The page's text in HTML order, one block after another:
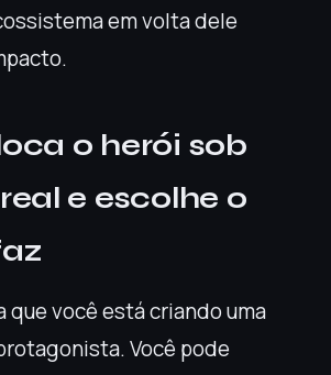
em volta dele
o herói sob
e escolhe o
que você está criando uma
Você pode